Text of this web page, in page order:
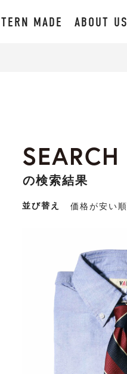
MADE ABOUT US
SEARCH
の検索結果
並び替え 価格が安い順